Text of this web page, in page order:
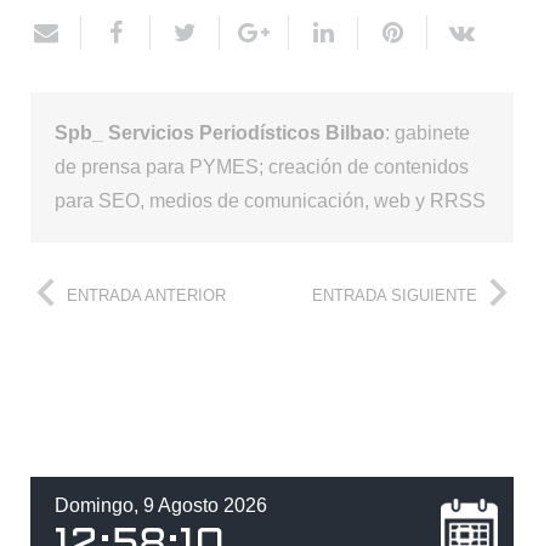
Spb_ Servicios Periodísticos Bilbao: gabinete
de prensa para PYMES; creación de contenidos
para SEO, medios de comunicación, web y RRSS
ENTRADA ANTERIOR ENTRADA SIGUIENTE
Domingo, 9 Agosto 2026